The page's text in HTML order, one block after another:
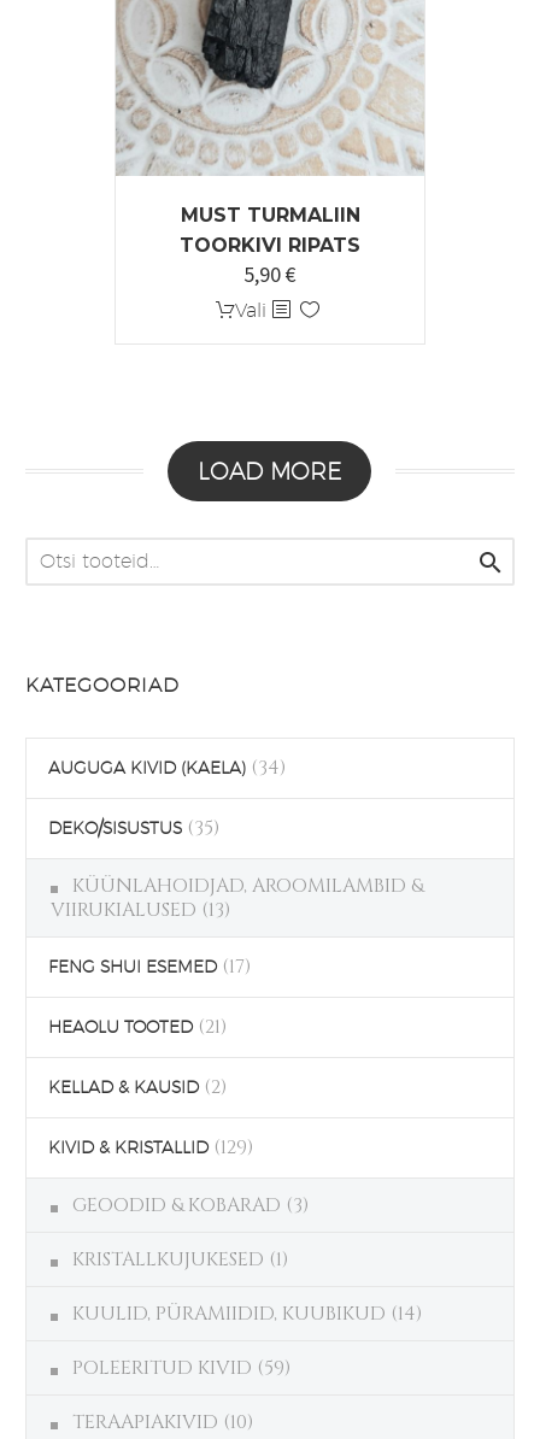
MUST TURMALIIN
TOORKIVI RIPATS
5,90€
Vali Sellel
tootel
Valikuid
LOAD MORE

KATEGOORIAD
AUGUGA KIVID (KAELA) (34)
DEKO/SISUSTUS (35)
KÜÜNLAHOIDJAD, AROOMILAMBID &
VIIRUKIALUSED (13)
FENG SHUI ESEMED (17)
HEAOLU TOOTED (21)
KELLAD & KAUSID (2)
KIVID & KRISTALLID (129)
GEOODID & KOBARAD (3)
KRISTALLKUJUKESED (1)
KUULID, PÜRAMIIDID, KUUBIKUD (14)
POLEERITUD KIVID (59)
TERAAPIAKIVID (10)